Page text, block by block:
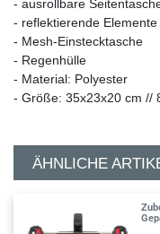
- ausrollbare
- reflektierende Elemente
- Mesh-Einstecktasche
- Regenhülle
- Material: Polyester
- Größe: 35x23x20 cm //
ÄHNLICHE